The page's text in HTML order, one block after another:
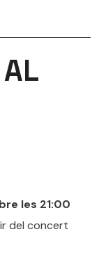
les 21:00
delconcert